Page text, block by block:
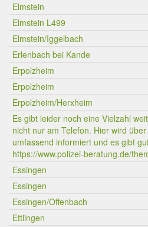
Elmstein
Elmstein L499
Elmstein/Iggelbach
Erlenbach bei Kande
Erpolzheim
Erpolzheim
Erpolzheim/Herxheim
Es gibt leider noch eine Vielzahl
nicht nur am Telefon. Hier wird
umfassend informiert und es gibt
https://www.polizei-beratung.de/
Essingen
Essingen
Essingen/Offenbach
Ettlingen